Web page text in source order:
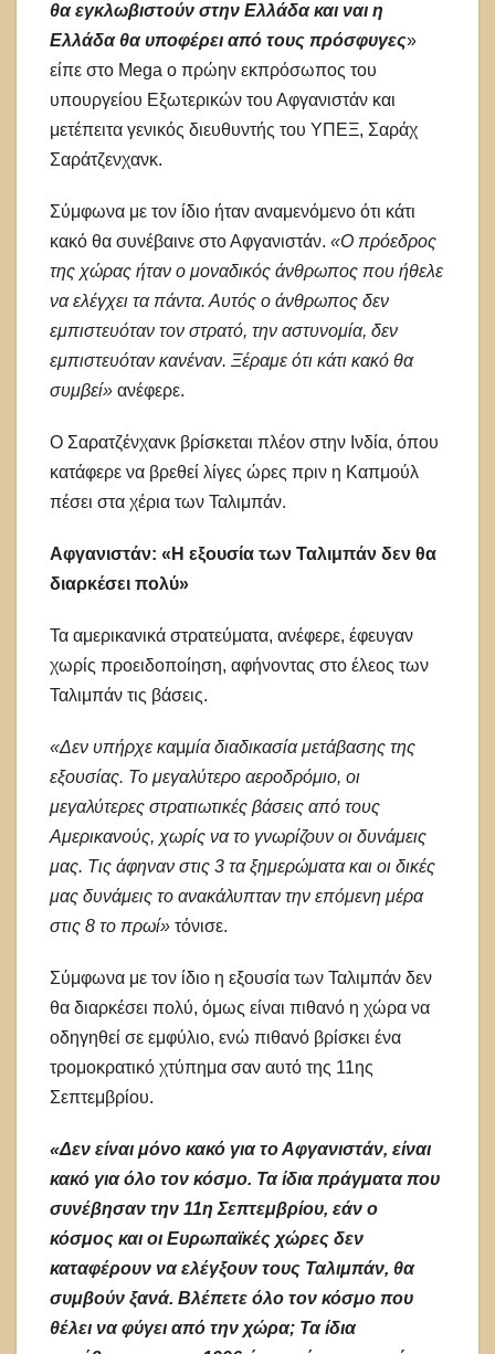
θα εγκλωβιστούν στην Ελλάδα και ναι η
Ελλάδα θα υποφέρει από τους πρόσφυγες»
είπε στο Mega ο πρώην εκπρόσωπος του
υπουργείου Εξωτερικών του Αφγανιστάν και
μετέπειτα γενικός διευθυντής του ΥΠΕΞ, Σαράχ
Σαράτζενχανκ.
Σύμφωνα με τον ίδιο ήταν αναμενόμενο ότι κάτι
κακό θα συνέβαινε στο Αφγανιστάν. «Ο πρόεδρος
της χώρας ήταν ο μοναδικός άνθρωπος που ήθελε
να ελέγχει τα πάντα. Αυτός ο άνθρωπος δεν
εμπιστευόταν τον στρατό, την αστυνομία, δεν
εμπιστευόταν κανέναν. Ξέραμε ότι κάτι κακό θα
συμβεί» ανέφερε.
Ο Σαρατζένχανκ βρίσκεται πλέον στην Ινδία, όπου
κατάφερε να βρεθεί λίγες ώρες πριν η Καπμούλ
πέσει στα χέρια των Ταλιμπάν.
Αφγανιστάν: «Η εξουσία των Ταλιμπάν δεν θα
διαρκέσει πολύ»
Τα αμερικανικά στρατεύματα, ανέφερε, έφευγαν
χωρίς προειδοποίηση, αφήνοντας στο έλεος των
Ταλιμπάν τις βάσεις.
«Δεν υπήρχε καμμία διαδικασία μετάβασης της
εξουσίας. Το μεγαλύτερο αεροδρόμιο, οι
μεγαλύτερες στρατιωτικές βάσεις από τους
Αμερικανούς, χωρίς να το γνωρίζουν οι δυνάμεις
μας. Τις άφηναν στις 3 τα ξημερώματα και οι δικές
μας δυνάμεις το ανακάλυπταν την επόμενη μέρα
στις 8 το πρωί» τόνισε.
Σύμφωνα με τον ίδιο η εξουσία των Ταλιμπάν δεν
θα διαρκέσει πολύ, όμως είναι πιθανό η χώρα να
οδηγηθεί σε εμφύλιο, ενώ πιθανό βρίσκει ένα
τρομοκρατικό χτύπημα σαν αυτό της 11ης
Σεπτεμβρίου.
«Δεν είναι μόνο κακό για το Αφγανιστάν, είναι
κακό για όλο τον κόσμο. Τα ίδια πράγματα που
συνέβησαν την 11η Σεπτεμβρίου, εάν ο
κόσμος και οι Ευρωπαϊκές χώρες δεν
καταφέρουν να ελέγξουν τους Ταλιμπάν, θα
συμβούν ξανά. Βλέπετε όλο τον κόσμο που
θέλει να φύγει από την χώρα; Τα ίδια